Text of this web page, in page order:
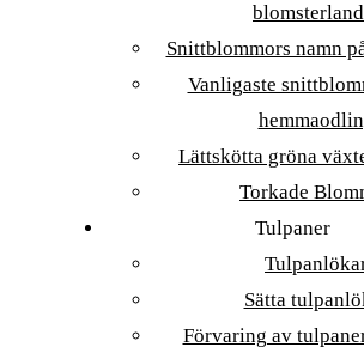
Snittblommors namn
Vanligaste
Lättskötta gröna
Torkade
Tulpaner
Sätta
Förvaring av